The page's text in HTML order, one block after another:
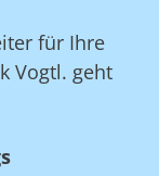
für Ihre
Vogtl. geht